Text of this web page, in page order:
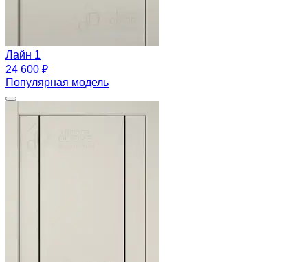
Лайн 1
24 600 ₽
Популярная модель